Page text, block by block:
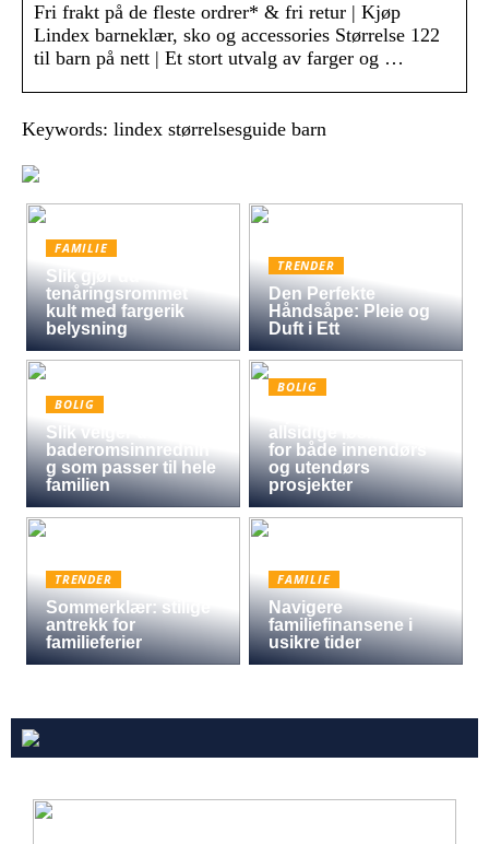
Fri frakt på de fleste ordrer* & fri retur | Kjøp
Lindex barneklær, sko og accessories Størrelse 122
til barn på nett | Et stort utvalg av farger og …
Keywords: lindex størrelsesguide barn
FAMILIE
Slik gjør du
tenåringsrommet
kult med fargerik
belysning
TRENDER
Den Perfekte
Håndsåpe: Pleie og
Duft i Ett
BOLIG
Slik velger du
baderomsinnrednin
g som passer til hele
familien
BOLIG
allsidige løsningen
for både innendørs
og utendørs
prosjekter
TRENDER
Sommerklær: stilige
antrekk for
familieferier
FAMILIE
Navigere
familiefinansene i
usikre tider